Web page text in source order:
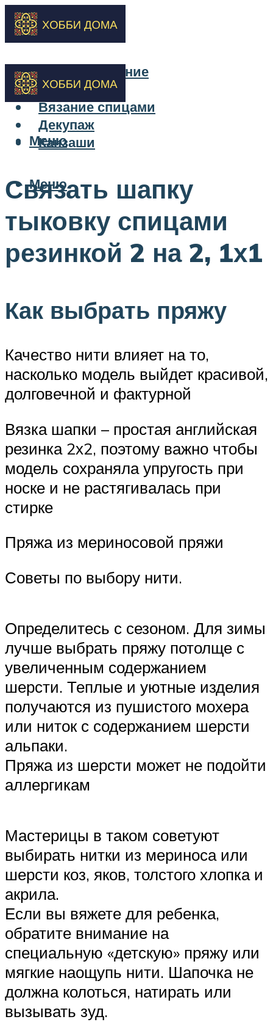
Бисероплетение
Вышивка
Вязание спицами
Декупаж
Канзаши
Меню
Меню
Связать шапку
тыковку спицами
резинкой 2 на 2, 1х1
Как выбрать пряжу
Качество нити влияет на то,
насколько модель выйдет красивой,
долговечной и фактурной
Вязка шапки – простая английская
резинка 2х2, поэтому важно чтобы
модель сохраняла упругость при
носке и не растягивалась при
стирке
Пряжа из мериносовой пряжи
Советы по выбору нити.
Определитесь с сезоном. Для зимы
лучше выбрать пряжу потолще с
увеличенным содержанием
шерсти. Теплые и уютные изделия
получаются из пушистого мохера
или ниток с содержанием шерсти
альпаки.
Пряжа из шерсти может не подойти
аллергикам
Мастерицы в таком советуют
выбирать нитки из мериноса или
шерсти коз, яков, толстого хлопка и
акрила.
Если вы вяжете для ребенка,
обратите внимание на
специальную «детскую» пряжу или
мягкие наощупь нити. Шапочка не
должна колоться, натирать или
вызывать зуд.